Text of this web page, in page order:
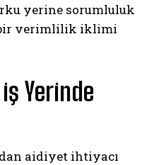
yerine sorumluluk
bir verimlilik iklimi
Yerinde
aidiyet ihtiyacı